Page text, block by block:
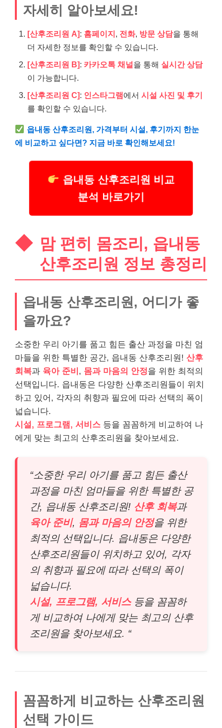
자세히 알아보세요!
[산후조리원 A]: 홈페이지, 전화, 방문 상담을 통해
더 자세한 정보를 확인할 수 있습니다.
[산후조리원 B]: 카카오톡 채널을 통해 실시간 상담
이 가능합니다.
[산후조리원 C]: 인스타그램에서 시설 사진 및 후기
를 확인할 수 있습니다.
읍내동 산후조리원, 가격부터 시설, 후기까지 한눈
에 비교하고 싶다면? 지금 바로 확인해보세요!
읍내동 산후조리원 비교
분석 바로가기
맘 편히 몸조리, 읍내동
산후조리원 정보 총정리
읍내동 산후조리원, 어디가 좋
을까요?
소중한 우리 아기를 품고 힘든 출산 과정을 마친 엄
마들을 위한 특별한 공간, 읍내동 산후조리원! 산후
회복과 육아 준비 , 몸과 마음의 안정을 위한 최적의
선택입니다. 읍내동은 다양한 산후조리원들이 위치
하고 있어, 각자의 취향과 필요에 따라 선택의 폭이
넓습니다.
시설, 프로그램, 서비스 등을 꼼꼼하게 비교하여 나
에게 맞는 최고의 산후조리원을 찾아보세요.
“소중한 우리 아기를 품고 힘든 출산
과정을 마친 엄마들을 위한 특별한 공
간, 읍내동 산후조리원! 산후 회복과
육아 준비, 몸과 마음의 안정을 위한
최적의 선택입니다. 읍내동은 다양한
산후조리원들이 위치하고 있어, 각자
의 취향과 필요에 따라 선택의 폭이
넓습니다.
시설, 프로그램, 서비스등을 꼼꼼하
게 비교하여 나에게 맞는 최고의 산후
조리원을 찾아보세요. “
꼼꼼하게 비교하는 산후조리원
선택 가이드